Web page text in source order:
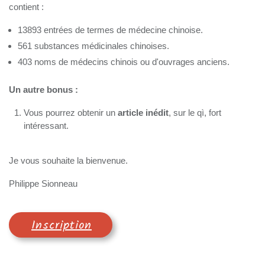
contient :
13893 entrées de termes de médecine chinoise.
561 substances médicinales chinoises.
403 noms de médecins chinois ou d'ouvrages anciens.
Un autre bonus :
Vous pourrez obtenir un article inédit, sur le qì, fort
intéressant.
Je vous souhaite la bienvenue.
Philippe Sionneau
Inscription